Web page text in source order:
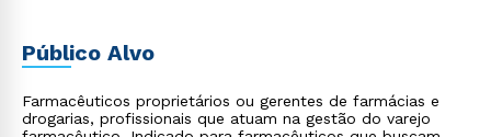
Público Alvo
Farmacêuticos proprietários ou gerentes de farmácias e
drogarias, profissionais que atuam na gestão do varejo